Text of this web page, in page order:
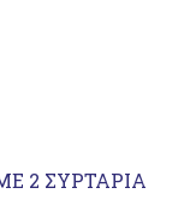
2 ΣΥΡΤΑΡΙΑ